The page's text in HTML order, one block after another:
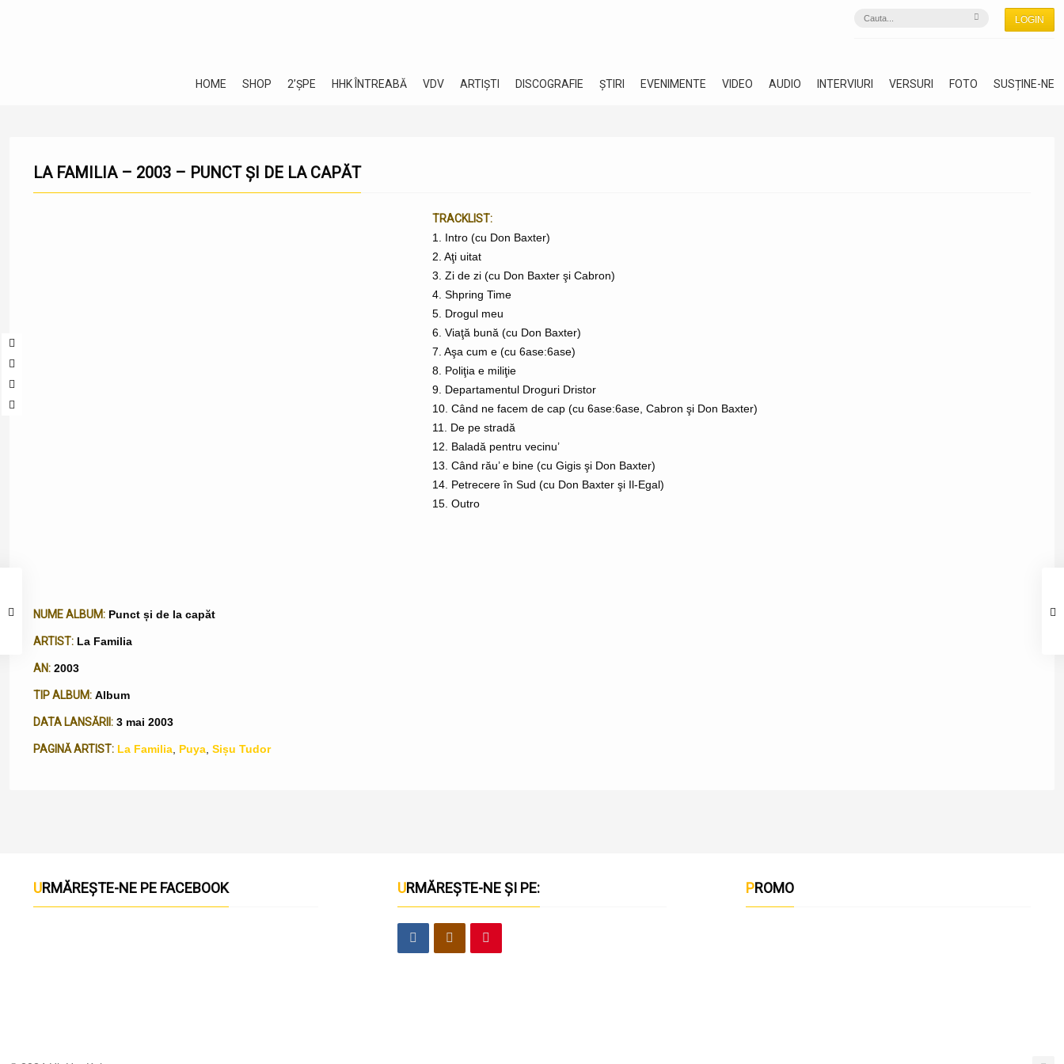
LOGIN
HOME SHOP 2’ȘPE HHK ÎNTREABĂ VDV ARTIȘTI DISCOGRAFIE ȘTIRI EVENIMENTE VIDEO AUDIO INTERVIURI VERSURI FOTO SUSȚINE-NE
LA FAMILIA – 2003 – PUNCT ȘI DE LA CAPĂT
TRACKLIST:
1. Intro (cu Don Baxter)
2. Aţi uitat
3. Zi de zi (cu Don Baxter şi Cabron)
4. Shpring Time
5. Drogul meu
6. Viaţă bună (cu Don Baxter)
7. Aşa cum e (cu 6ase:6ase)
8. Poliţia e miliţie
9. Departamentul Droguri Dristor
10. Când ne facem de cap (cu 6ase:6ase, Cabron şi Don Baxter)
11. De pe stradă
12. Baladă pentru vecinu’
13. Când rău’ e bine (cu Gigis şi Don Baxter)
14. Petrecere în Sud (cu Don Baxter şi Il-Egal)
15. Outro
NUME ALBUM: Punct și de la capăt
ARTIST: La Familia
AN: 2003
TIP ALBUM: Album
DATA LANSĂRII: 3 mai 2003
PAGINĂ ARTIST: La Familia Puya Sișu Tudor
URMĂREȘTE-NE PE FACEBOOK URMĂREȘTE-NE ȘI PE: PROMO